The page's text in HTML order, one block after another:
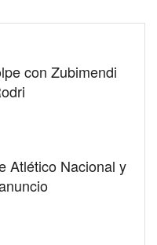
con Zubimendi
Atlético Nacional y